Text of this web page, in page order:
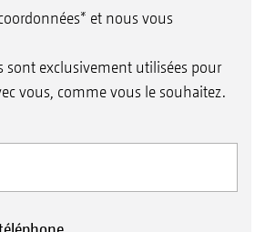
et nous vous
sont exclusivement utilisées pour
vous, comme vous le souhaitez.